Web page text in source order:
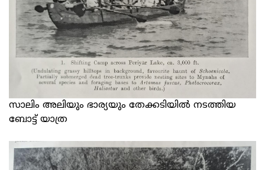
സാലിം അലിയും ഭാര്യയും തേക്കടിയില്‍ നടത്തിയ
ബോട്ട് യാത്ര